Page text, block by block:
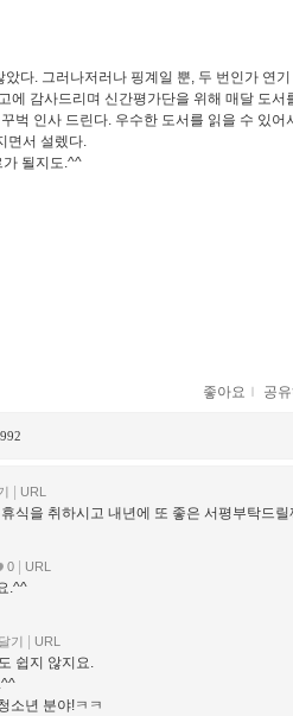
다. 그러나저러나 핑계일 뿐, 두 번인가 연기
에 감사드리며 신간평가단을 위해 매달 도서
벅 인사 드린다. 우수한 도서를 읽을 수 있어
면서 설렜다.
가 될지도.^^
좋아요 ｌ 공유
URL
식을 취하시고 내년에 또 좋은 서평부탁드
0 URL
.^^
기 URL
쉽지 않지요.
소년 분야!ㅋㅋ